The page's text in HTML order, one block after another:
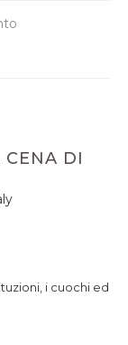
CENA DI
i cuochi ed